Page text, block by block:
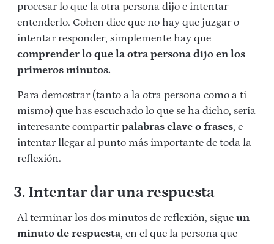
procesar lo que la otra persona dijo e intentar
entenderlo. Cohen dice que no hay que juzgar o
intentar responder, simplemente hay que
comprender lo que la otra persona dijo en los
primeros minutos.
Para demostrar (tanto a la otra persona como a ti
mismo) que has escuchado lo que se ha dicho, sería
interesante compartirpalabras clave o frases, e
intentar llegar al punto más importante de toda la
reflexión.
3. Intentar dar una respuesta
Al terminar los dos minutos de reflexión, sigue un
minuto de respuesta, en el que la persona que